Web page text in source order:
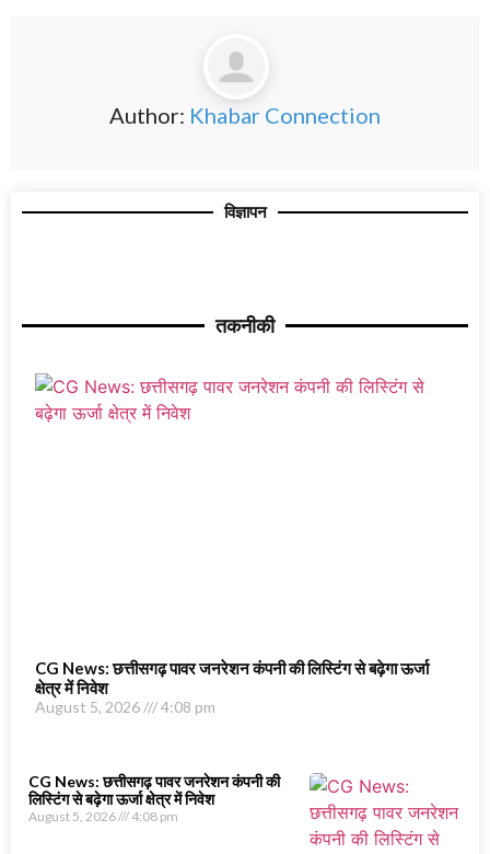
Author: Khabar Connection
विज्ञापन
तकनीकी
CG News: छत्तीसगढ़ पावर जनरेशन कंपनी की लिस्टिंग से बढ़ेगा ऊर्जा
क्षेत्र में निवेश
August 5, 2026 4:08 pm
CG News: छत्तीसगढ़ पावर जनरेशन कंपनी की
लिस्टिंग से बढ़ेगा ऊर्जा क्षेत्र में निवेश
August 5, 2026 4:08 pm